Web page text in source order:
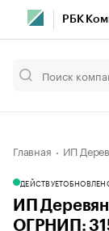
РБК
Главная ИП
ДЕЙСТВУЕТ
ИП
ОГРНИП: